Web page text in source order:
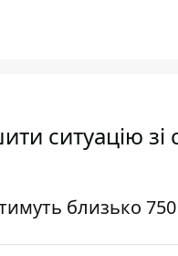
ситуацію зі
близько